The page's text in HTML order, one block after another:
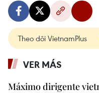
Theo dõi VietnamPlus
VER MÁS
Máximo dirigente